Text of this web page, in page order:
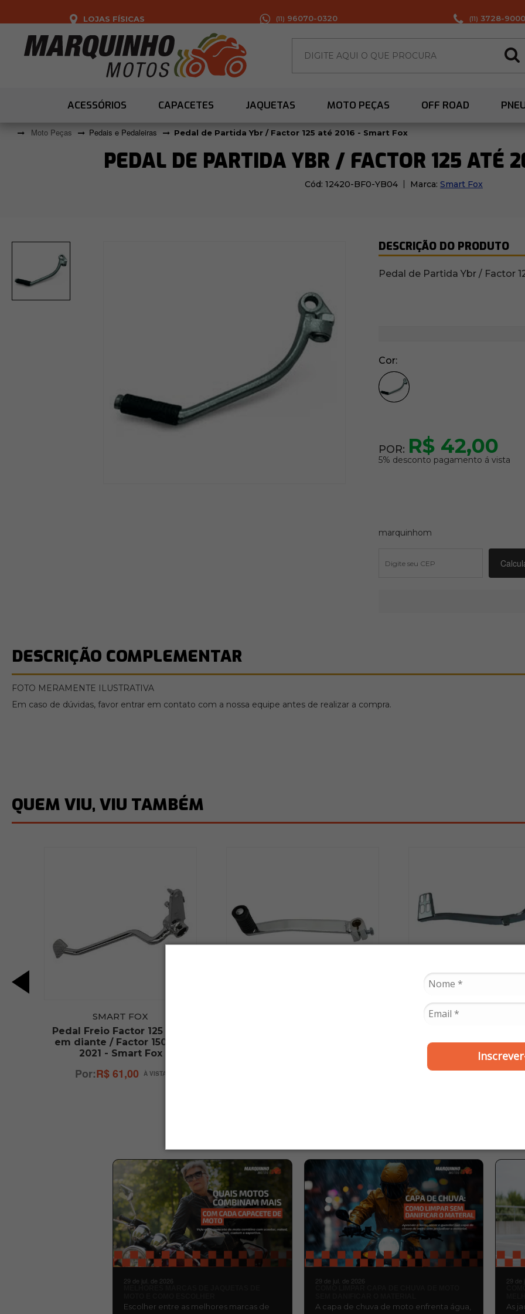
LOJAS FÍSICAS (11) 96070-0320 (11) 3728-9000
ACESSÓRIOS CAPACETES JAQUETAS MOTO PEÇAS OFF ROAD
Moto Peças Pedais e Pedaleiras Pedal de Partida Ybr / Factor 125 até 2016 - Smart Fox
PEDAL DE PARTIDA YBR / FACTOR 125 ATÉ
Cód: 12420-BF0-YB04 Marca: Smart Fox
DESCRIÇÃO DO PRODUTO
Pedal de Partida Ybr / Factor
Cor
POR: R$ 42,00
5% desconto pagamento á vista
marquinhom
DESCRIÇÃO COMPLEMENTAR
FOTO MERAMENTE ILUSTRATIVA
Em caso de dúvidas, favor entrar em contato com a nossa equipe antes de realizar a compra.
QUEM VIU, VIU TAMBÉM
SMART FOX
Pedal Freio Factor 125 2017
em diante / Factor 150 até
2021 - Smart Fox
R$ 61,00
SMART FOX
2011 - Smart Fox
R$ 41,00
29 de jul. de 2026
Escolher entre as melhores marcas de
29 de jul. de 2026
A capa de chuva de moto enfrenta água,
29 de
As